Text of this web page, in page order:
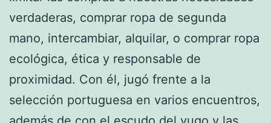
verdaderas, comprar ropa de segunda
mano, intercambiar, alquilar, o comprar ropa
ecológica, ética y responsable de
proximidad. Con él, jugó frente a la
selección portuguesa en varios encuentros,